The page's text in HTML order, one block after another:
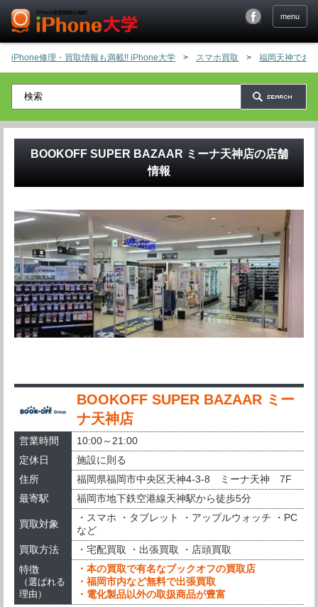
menu
iPhone修理・買取情報も満載!! iPhone大学 > スマホ買取 > 福岡天神でお
BOOKOFF SUPER BAZAAR ミーナ天神店の店舗
情報
BOOKOFF SUPER BAZAAR ミー
ナ天神店
営業時間
10:00～21:00
定休日
施設に則る
住所
福岡県福岡市中央区天神4-3-8 ミーナ天神 7F
最寄駅
福岡市地下鉄空港線天神駅から徒歩5分
買取対象
・スマホ ・タブレット ・アップルウォッチ ・PC
など
買取方法
・宅配買取 ・出張買取 ・店頭買取
特徴
（選ばれる
理由）
・本の買取で有名なブックオフの買取店
・福岡市内など無料で出張買取
・電化製品以外の取扱商品が豊富